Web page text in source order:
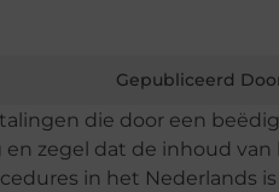
Gepubliceerd
die door een
en zegel dat de inhoud
in het Nederlands